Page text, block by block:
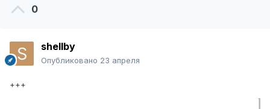
0
shellby
Опубликовано 23 апреля
+++